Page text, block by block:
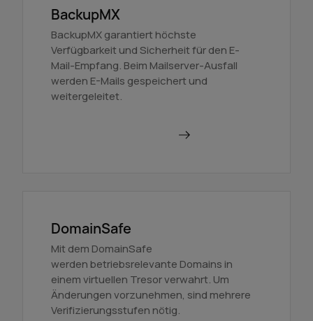
BackupMX
BackupMX garantiert höchste
Verfügbarkeit und Sicherheit für den E-
Mail-Empfang. Beim Mailserver-Ausfall
werden E-Mails gespeichert und
weitergeleitet.
DomainSafe
Mit dem DomainSafe
werden betriebsrelevante Domains in
einem virtuellen Tresor verwahrt. Um
Änderungen vorzunehmen, sind mehrere
Verifizierungsstufen nötig.